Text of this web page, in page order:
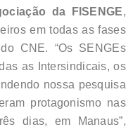
da FISENGE,
em todas as fases
CNE. “Os SENGEs
as Intersindicais, os
nossa pesquisa
protagonismo nas
dias, em Manaus”,